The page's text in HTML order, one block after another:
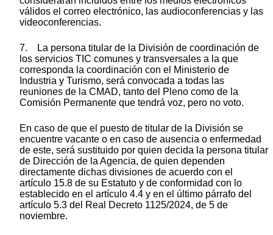
válidos el correo electrónico, las audioconferencias y las
videoconferencias.
7. La persona titular de la División de coordinación de
los servicios TIC comunes y transversales a la que
corresponda la coordinación con el Ministerio de
Industria y Turismo, será convocada a todas las
reuniones de la CMAD, tanto del Pleno como de la
Comisión Permanente que tendrá voz, pero no voto.
En caso de que el puesto de titular de la División se
encuentre vacante o en caso de ausencia o enfermedad
de este, será sustituido por quien decida la persona titular
de Dirección de la Agencia, de quien dependen
directamente dichas divisiones de acuerdo con el
artículo 15.8 de su Estatuto y de conformidad con lo
establecido en el artículo 4.4 y en el último párrafo del
artículo 5.3 del Real Decreto 1125/2024, de 5 de
noviembre.